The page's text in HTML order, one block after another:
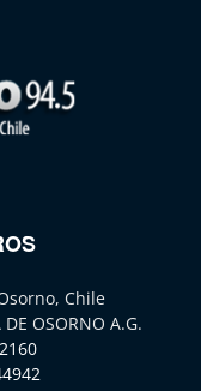
Chile
DE OSORNO A.G.